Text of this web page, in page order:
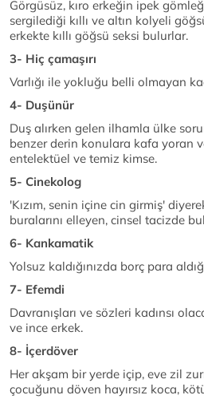
Görgüsüz, kıro erkeğin ipek
sergilediği kıllı ve altın kolyeli
erkekte kıllı göğsü seksi bulurlar.
3- Hiç çamaşırı
Varlığı ile yokluğu belli olmayan
4- Duşünür
Duş alırken gelen ilhamla ülke
benzer derin konulara kafa yoran
entelektüel ve temiz kimse.
5- Cinekolog
'Kızım, senin içine cin girmiş'
buralarını elleyen, cinsel tacizde
6- Kankamatik
Yolsuz kaldığınızda borç para
7- Efemdi
Davranışları ve sözleri kadınsı
ve ince erkek.
8- İçerdöver
Her akşam bir yerde içip, eve zil
çocuğunu döven hayırsız koca,